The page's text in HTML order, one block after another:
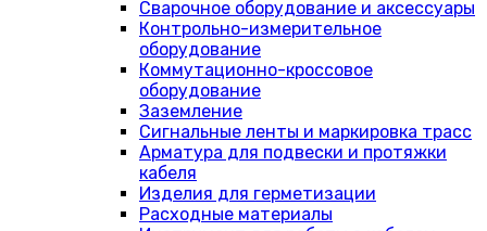
Сварочное оборудование и аксессуары
Контрольно-измерительное
оборудование
Коммутационно-кроссовое
оборудование
Заземление
Сигнальные ленты и маркировка трасс
Арматура для подвески и протяжки
кабеля
Изделия для герметизации
Расходные материалы